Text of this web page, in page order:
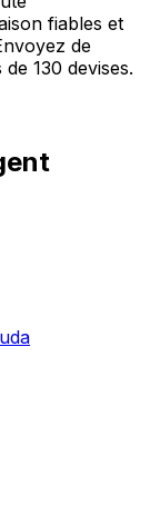
fiables et
de
130 devises.